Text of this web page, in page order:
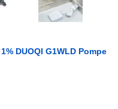
DUOQI G1WLD Pompe